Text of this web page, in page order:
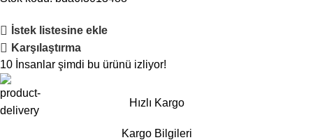
İstek listesine ekle
Karşılaştırma
10 İnsanlar şimdi bu ürünü izliyor!
Hızlı Kargo
Kargo Bilgileri